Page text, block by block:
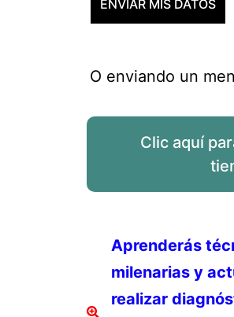
O enviando un
Clic aquí
Aprenderás
milenarias y
realizar